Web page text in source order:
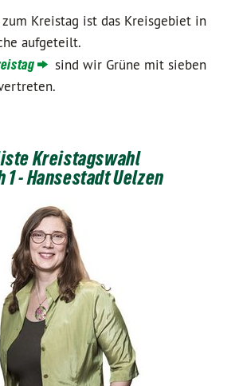
Kreistag ist das Kreisgebiet in
aufgeteilt.
sind wir Grüne mit sieben
Kreistagswahl
- Hansestadt Uelzen